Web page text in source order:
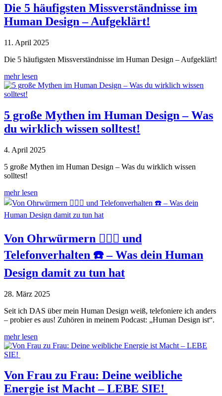
Die 5 häufigsten Missverständnisse im
Human Design – Aufgeklärt!
11. April 2025
Die 5 häufigsten Missverständnisse im Human Design – Aufgeklärt!
mehr lesen
5 große Mythen im Human Design – Was
du wirklich wissen solltest!
4. April 2025
5 große Mythen im Human Design – Was du wirklich wissen
solltest!
mehr lesen
Von Ohrwürmern 🧏🏻‍♀️ und
Telefonverhalten ☎️ – Was dein Human
Design damit zu tun hat
28. März 2025
Seit ich DAS über mein Human Design weiß, telefoniere ich anders
– probier es aus! Zuhören in meinem Podcast: „Human Design ist“.
mehr lesen
Von Frau zu Frau: Deine weibliche
Energie ist Macht – LEBE SIE!